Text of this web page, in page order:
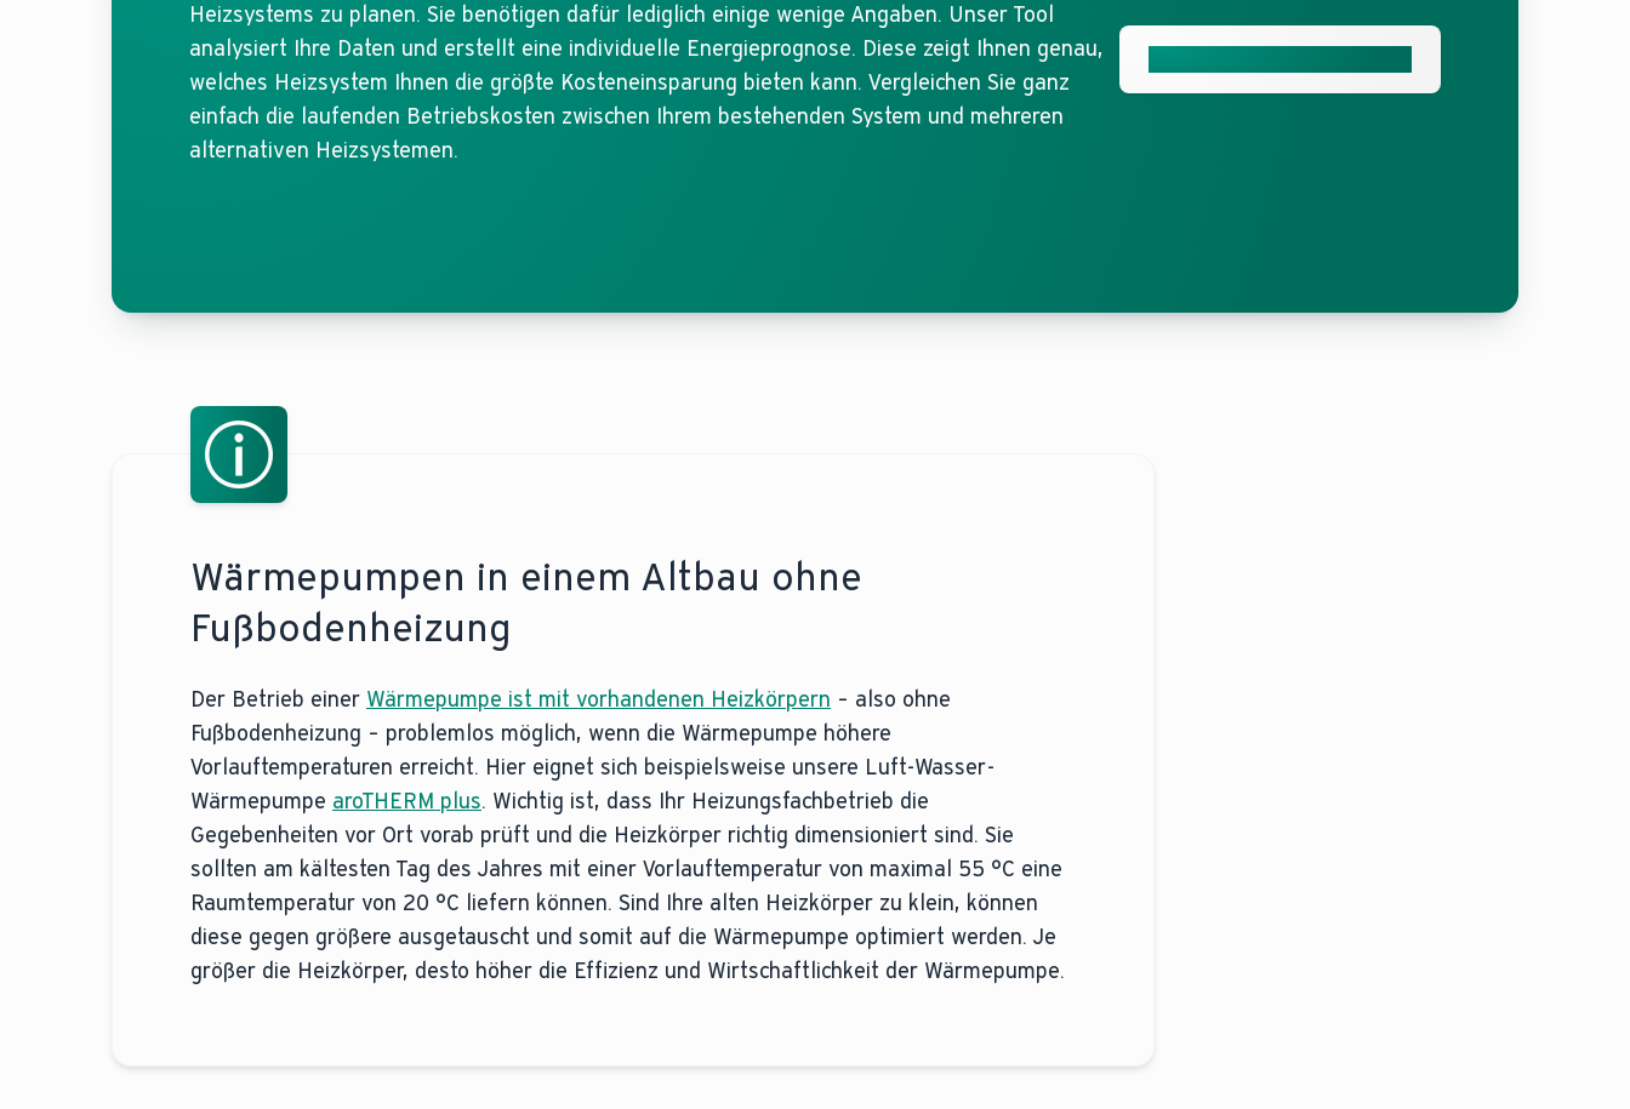
Heizsystems zu planen. Sie benötigen dafür lediglich einige wenige Angaben. Unser Tool
analysiert Ihre Daten und erstellt eine individuelle Energieprognose. Diese zeigt Ihnen genau,
welches Heizsystem Ihnen die größte Kosteneinsparung bieten kann. Vergleichen Sie ganz
einfach die laufenden Betriebskosten zwischen Ihrem bestehenden System und mehreren
alternativen Heizsystemen.
Wärmepumpen in einem Altbau ohne
Fußbodenheizung
Der Betrieb einer Wärmepumpe ist mit vorhandenen Heizkörpern – also ohne
Fußbodenheizung – problemlos möglich, wenn die Wärmepumpe höhere
Vorlauftemperaturen erreicht. Hier eignet sich beispielsweise unsere Luft-Wasser-
Wärmepumpe aroTHERM plus. Wichtig ist, dass Ihr Heizungsfachbetrieb die
Gegebenheiten vor Ort vorab prüft und die Heizkörper richtig dimensioniert sind. Sie
sollten am kältesten Tag des Jahres mit einer Vorlauftemperatur von maximal 55 °C eine
Raumtemperatur von 20 °C liefern können. Sind Ihre alten Heizkörper zu klein, können
diese gegen größere ausgetauscht und somit auf die Wärmepumpe optimiert werden. Je
größer die Heizkörper, desto höher die Effizienz und Wirtschaftlichkeit der Wärmepumpe.